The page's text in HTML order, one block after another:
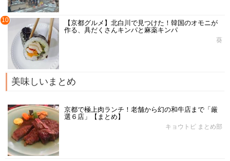
10
【京都グルメ】北白川で見つけた！韓国のオモニが
作る、具だくさんキンパと麻薬キンパ
葵
美味しいまとめ
京都で極上肉ランチ！老舗から幻の和牛店まで「厳
選６店」【まとめ】
キョウトピ まとめ部